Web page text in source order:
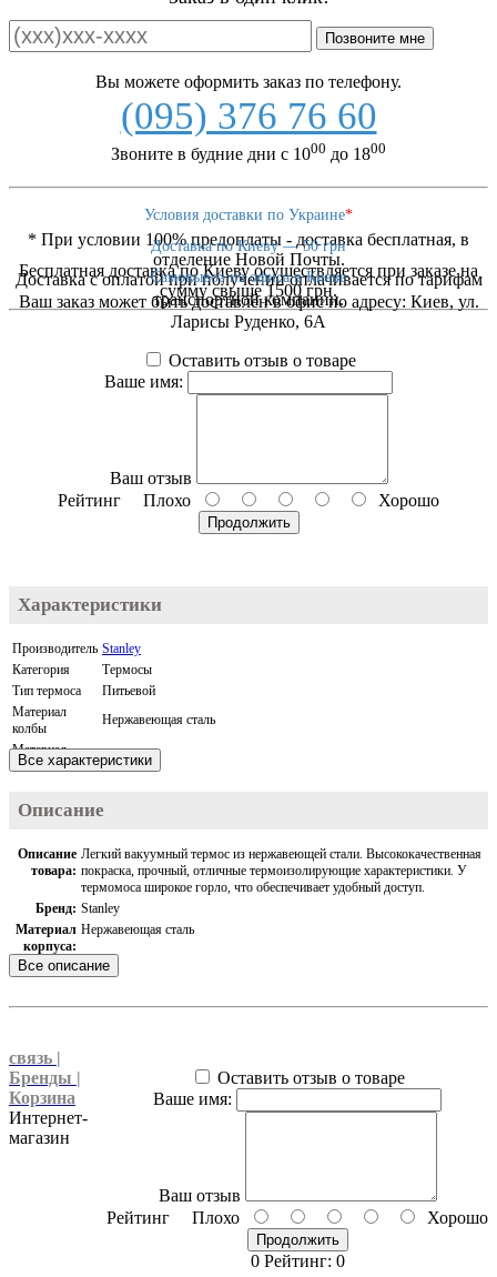
Позвоните мне
Вы можете оформить заказ по телефону.
(095) 376 76 60
Звоните в будние дни с 1000 до 1800
Условия доставки по Украине*
* При условии 100% предоплаты - доставка бесплатная, в
отделение Новой Почты.
Доставка с оплатой при получении оплачивается по тарифам
транспортной компании.
Доставка по Киеву — 50 грн
Бесплатная доставка по Киеву осушествляется при заказе на
сумму свыше 1500 грн.
Самовывоз из офиса в Киеве
Ваш заказ может быть доставлен в офис по адресу: Киев, ул.
Ларисы Руденко, 6А
Оставить отзыв о товаре
Ваше имя:
Ваш отзыв
Рейтинг Плохо Хорошо
Продолжить
Характеристики
Производитель Stanley
Категория
Термосы
Тип термоса
Питьевой
Материал
колбы
Нержавеющая сталь
Материал
корпуса
Нержавеющая сталь
Объем (л)
Помповый
механизм
Нет
Нет
Страна
производитель
Тайвань
Состояние
Все характеристики
Описание
Описание
товара:
Легкий вакуумный термос из нержавеющей стали. Высококачественная
покраска, прочный, отличные термоизолирующие характеристики. У
термомоса широкое горло, что обеспечивает удобный доступ.
Бренд: Stanley
Материал
корпуса:
Нержавеющая сталь
Материал Нержавеющая сталь
Цвет: Зеленый
Вес:
Держит
тепло:
Держит
холод:
Все описание
Оставить отзыв о товаре
Ваше имя:
Ваш отзыв
Рейтинг Плохо Хорошо
Продолжить
0 Рейтинг: 0
связь |
Бренды |
Корзина
Интернет-
магазин